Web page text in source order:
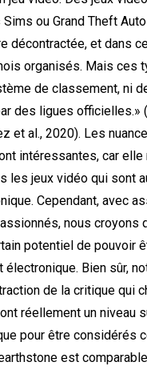
ou Grand Theft
décontractée, et dans
organisés. Mais ces
de classement, ni
des ligues officielles.»
et al., 2020). Les
intéressantes, car elle
les jeux vidéo qui sont
Cependant, avec
nous croyons
potentiel de pouvoir
électronique. Bien sûr,
de la critique qui
réellement un niveau
pour être considérés
est